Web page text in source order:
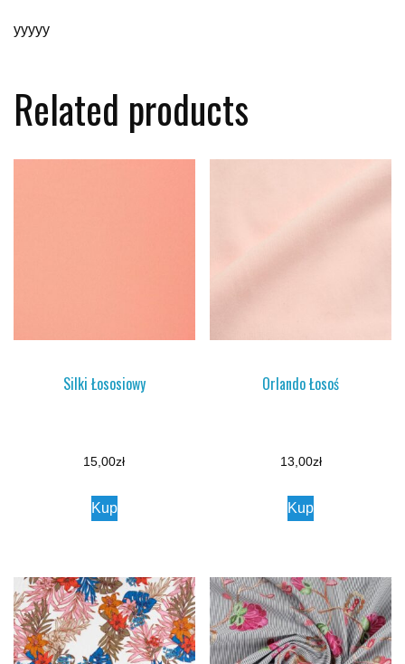
yyyyy
Related products
Silki Łososiowy
15,00zł
Kup
Orlando Łosoś
13,00zł
Kup